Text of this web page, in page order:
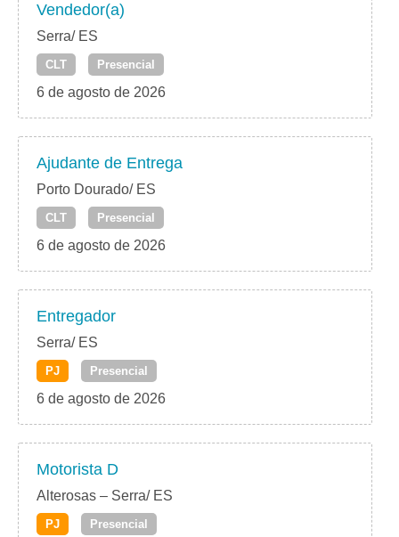
Vendedor(a)
Serra/ ES
CLT Presencial
6 de agosto de 2026
Ajudante de Entrega
Porto Dourado/ ES
CLT Presencial
6 de agosto de 2026
Entregador
Serra/ ES
PJ Presencial
6 de agosto de 2026
Motorista D
Alterosas – Serra/ ES
PJ Presencial